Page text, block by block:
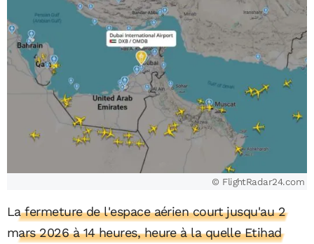
© FlightRadar24.com
La fermeture de l'espace aérien court jusqu'au 2
mars 2026 à 14 heures, heure à la quelle Etihad